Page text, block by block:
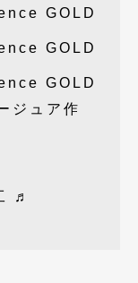
GOLD
GOLD
GOLD
ジュア作
♬